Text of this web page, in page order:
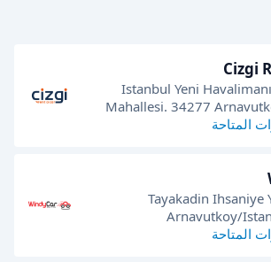
Cizgi
Istanbul Yeni
Mahallesi. 34277
المتاحة
Tayakadin Ihsaniye
Arnavutkoy/
المتاحة